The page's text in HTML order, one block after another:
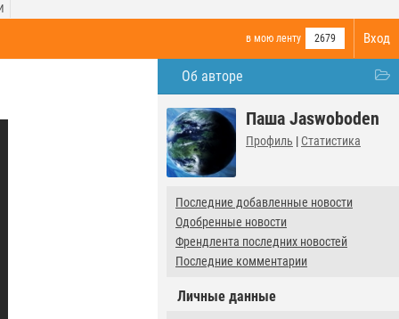
Вход
в мою ленту 2679
Об авторе
Паша Jaswoboden
Профиль | Статистика
Последние добавленные новости
Одобренные новости
Френдлента последних новостей
Последние комментарии
Личные данные